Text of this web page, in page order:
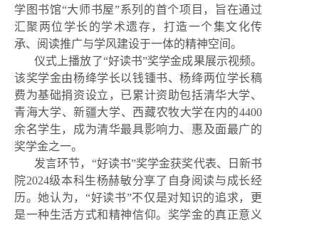
学图书馆“大师书屋”系列的首个项目，旨在通过
汇聚两位学长的学术遗存，打造一个集文化传
承、阅读推广与学风建设于一体的精神空间。
仪式上播放了“好读书”奖学金成果展示视频。
该奖学金由杨绛学长以钱锺书、杨绛两位学长稿
费为基础捐资设立，已累计资助包括清华大学、
青海大学、新疆大学、西藏农牧大学在内的4400
余名学生，成为清华最具影响力、惠及面最广的
奖学金之一。
发言环节，“好读书”奖学金获奖代表、日新书
院2024级本科生杨赫敏分享了自身阅读与成长经
历。她认为，“好读书”不仅是对知识的追求，更
是一种生活方式和精神信仰。奖学金的真正意义